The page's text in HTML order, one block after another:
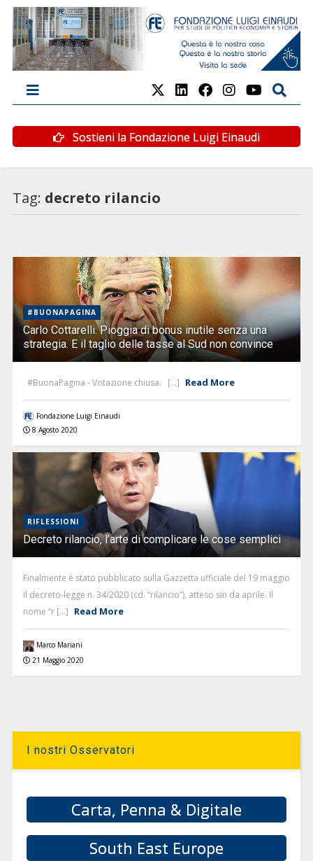
Sostieni la Fondazione Luigi Einaudi
Tag: decreto rilancio
#BUONAPAGINA
Carlo Cottarelli: Pioggia di bonus inutile senza una
strategia. E il taglio delle tasse al Sud non convince
#BuonaPagina - Votazione chiusa. [...] Read More
Fondazione Luigi Einaudi
8 Agosto 2020
RIFLESSIONI
Decreto rilancio, l’arte di complicare le cose semplici
Finalmente è stato pubblicato sulla Gazzetta ufficiale del 19 maggio
il decreto-legge n. 34/2020 (cd. “rilancio”), atteso sin da aprile. Il
nome “r [...] Read More
Marco Mariani
21 Maggio 2020
I nostri Osservatori
Carta, Penna & Digitale
South East Europe